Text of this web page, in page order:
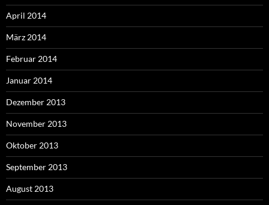
April 2014
März 2014
Februar 2014
Januar 2014
Dezember 2013
November 2013
Oktober 2013
September 2013
August 2013